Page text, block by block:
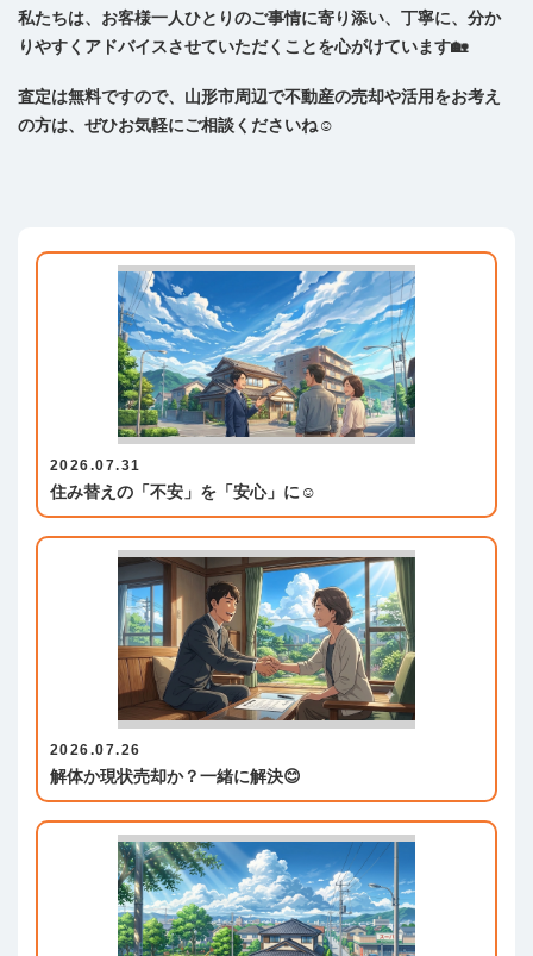
私たちは、お客様一人ひとりのご事情に寄り添い、丁寧に、分か
りやすくアドバイスさせていただくことを心がけています🏡
査定は無料ですので、山形市周辺で不動産の売却や活用をお考え
の方は、ぜひお気軽にご相談くださいね☺️
2026.07.31
住み替えの「不安」を「安心」に☺️
2026.07.26
解体か現状売却か？一緒に解決😊